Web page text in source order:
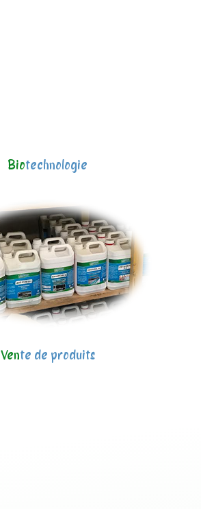
Biotechnologie
Vente de produits